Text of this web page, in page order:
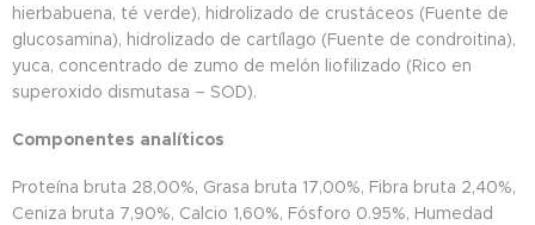
hierbabuena, té verde), hidrolizado de crustáceos (Fuente de
glucosamina), hidrolizado de cartílago (Fuente de condroitina),
yuca, concentrado de zumo de melón liofilizado (Rico en
superoxido dismutasa – SOD).
Componentes analíticos
Proteína bruta 28,00%, Grasa bruta 17,00%, Fibra bruta 2,40%,
Ceniza bruta 7,90%, Calcio 1,60%, Fósforo 0.95%, Humedad